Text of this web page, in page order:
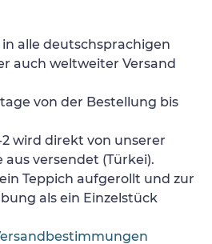
alle deutschsprachigen
auch weltweiter Versand
von der Bestellung bis
2 wird direkt von unserer
versendet (Türkei).
Teppich aufgerollt und zur
als ein Einzelstück